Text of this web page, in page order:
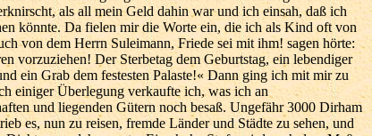
als all mein Geld dahin war und ich einsah, daß ich
könnte. Da fielen mir die Worte ein, die ich als Kind oft von
von dem Herrn Suleimann, Friede sei mit ihm! sagen hörte:
vorzuziehen! Der Sterbetag dem Geburtstag, ein lebendiger
ein Grab dem festesten Palaste!« Dann ging ich mit mir zu
einiger Überlegung verkaufte ich, was ich an
und liegenden Gütern noch besaß. Ungefähr 3000 Dirham
es, nun zu reisen, fremde Länder und Städte zu sehen, und